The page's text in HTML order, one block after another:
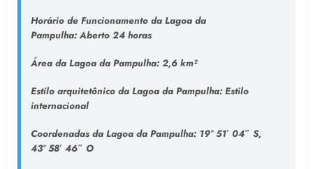
Horário de Funcionamento da Lagoa da
Pampulha:Aberto 24 horas
Área da Lagoa da Pampulha:2,6 km²
Estilo arquitetônico da Lagoa da Pampulha:Estilo
internacional
Coordenadas da Lagoa da Pampulha:19° 51′ 04″ S,
43° 58′ 46″ O